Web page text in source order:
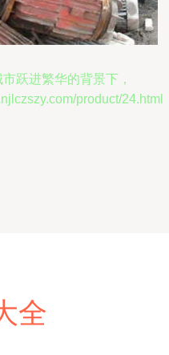
跃进繁华的背景下，
product/24.html
全